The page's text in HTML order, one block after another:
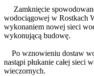
Zamknięcie
wodociągowej w Rostkach
wykonaniem nowej sieci
wykonującą budowę.
Po wznowieniu dostaw
nastąpi płukanie całej sieci
wieczornych.